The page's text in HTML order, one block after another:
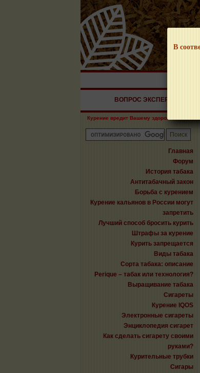
В
НАШ
ВОПРОС ЭКСПЕРТУ
Курение вредит Вашему здоровью!
Главная
Форум
История табака
Антитабачный закон
Борьба с курением
Курение кальянов в России могут
запретить
Лучший способ бросить курить
Штрафы за курение
Курить запрещается
Виды табака
Сорта табака: описание
Perique – табак или технология?
Выращивание табака
Сигареты
Курение IQOS
Электронные сигареты
Энциклопедия сигарет
Как сделать сигарету своими
руками?
Курительные трубки
Сигары